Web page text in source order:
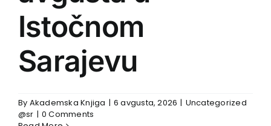
Istočnom
Sarajevu
By Akademska Knjiga | 6 avgusta, 2026 | Uncategorized
@sr | 0 Comments